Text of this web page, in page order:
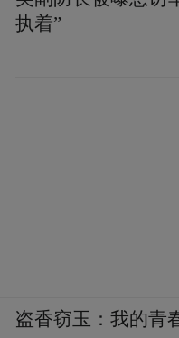
执着”
盗香窃玉：我的青